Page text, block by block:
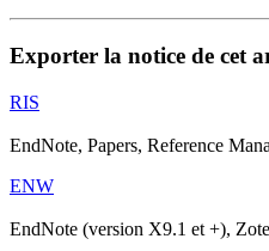
Exporter la notice de cet
RIS
EndNote, Papers, Reference
ENW
EndNote (version X9.1 et +),